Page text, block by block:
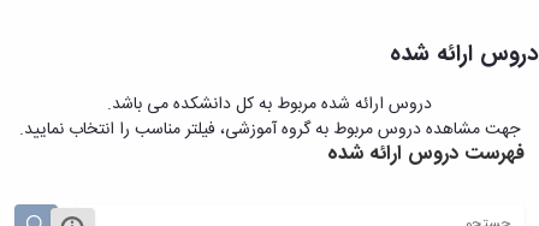
اطلاعات
دانشکده
معاونت
نیمسال
نیمسال
دوره
کارگاه
آزمایشگاه
ها
حقوق
الهیات
تربیتی
ایران
شناسی
اسلامی
دروس ارائه شده
دروس ارائه شده مربوط به کل دانشکده می باشد.
جهت مشاهده دروس مربوط به گروه آموزشی، فیلتر مناسب را انتخاب نمایید.
فهرست دروس ارائه شده